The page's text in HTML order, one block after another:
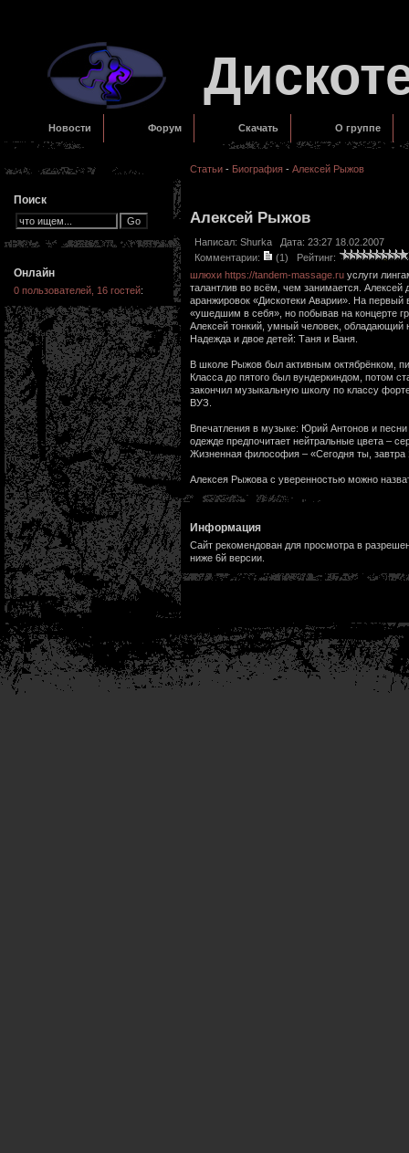
Новости Форум Скачать О группе
Поиск
Онлайн
0 пользователей, 16 гостей:
Статьи - Биография - Алексей Рыжов
Алексей Рыжов
Написал: Shurka Дата: 23:27 18.02.2007
Комментарии:
(1) Рейтинг:
шлюхи https://tandem-massage.ru услуги
талантлив во всём, чем занимается. Алексей
аранжировок «Дискотеки Аварии». На
«ушедшим в себя», но побывав на концерте
Алексей тонкий, умный человек,
Надежда и двое детей: Таня и Ваня.
В школе Рыжов был активным октябрёнком,
Класса до пятого был вундеркиндом, потом
закончил музыкальную школу по классу
ВУЗ.
Впечатления в музыке: Юрий Антонов и
одежде предпочитает нейтральные цвета –
Жизненная философия – «Сегодня ты, завтра
Алексея Рыжова с уверенностью можно
Информация
Сайт рекомендован для просмотра в
ниже 6й версии.